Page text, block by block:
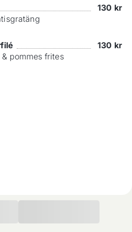
130 kr
130 kr
pommes frites